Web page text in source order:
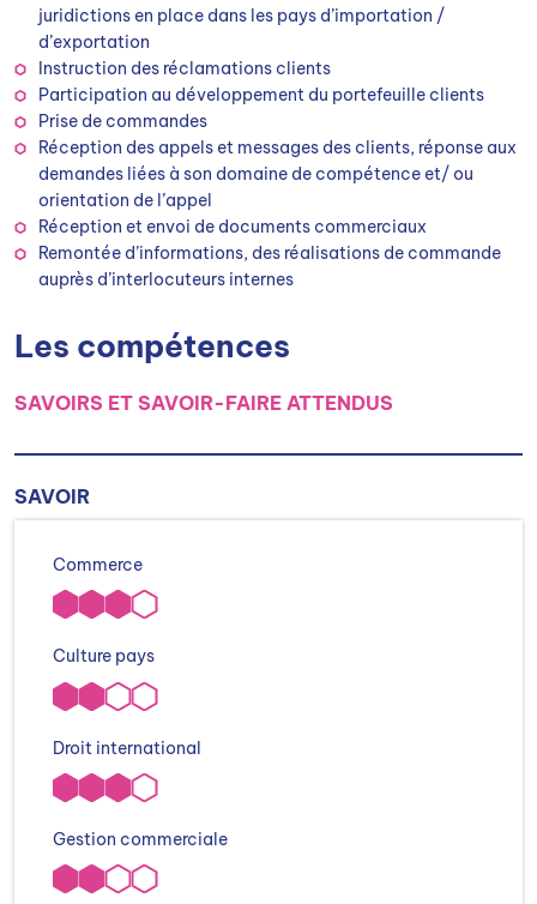
juridictions en place dans les pays d’importation /
d’exportation
Instruction des réclamations clients
Participation au développement du portefeuille clients
Prise de commandes
Réception des appels et messages des clients, réponse aux
demandes liées à son domaine de compétence et/ ou
orientation de l’appel
Réception et envoi de documents commerciaux
Remontée d’informations, des réalisations de commande
auprès d’interlocuteurs internes
Les compétences
SAVOIRS ET SAVOIR-FAIRE ATTENDUS
SAVOIR
Commerce
Culture pays
Droit international
Gestion commerciale